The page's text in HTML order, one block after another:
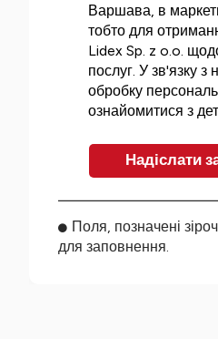
Варшава, в
тобто для
Lidex Sp. z o.o.
послуг. У зв'язку
обробку
ознайомитися з
Поля, позначені
для заповнення.